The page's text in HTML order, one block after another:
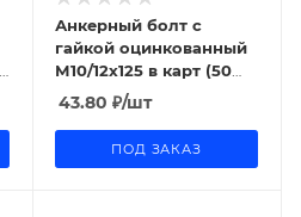
Анкерный болт с
гайкой оцинкованный
М10/12x125 в карт (50
шт/уп) Промрукав
43.80 ₽/шт
ПОД ЗАКАЗ